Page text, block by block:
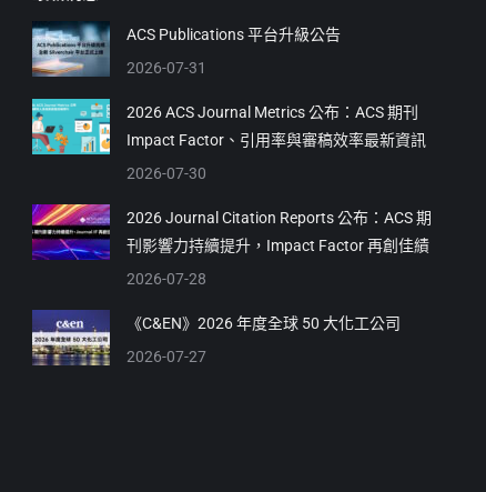
ACS Publications 平台升級公告
2026-07-31
2026 ACS Journal Metrics 公布：ACS 期刊
Impact Factor、引用率與審稿效率最新資訊
2026-07-30
2026 Journal Citation Reports 公布：ACS 期
刊影響力持續提升，Impact Factor 再創佳績
2026-07-28
《C&EN》2026 年度全球 50 大化工公司
2026-07-27